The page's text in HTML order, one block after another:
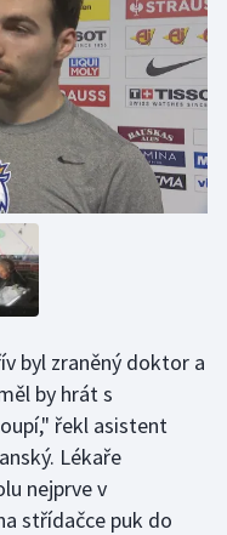
byl zraněný doktor a
by hrát s
řekl asistent
Lékaře
nejprve v
střídačce puk do